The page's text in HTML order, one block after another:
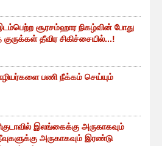
சூரசம்ஹார நிகழ்வின் போது
குருக்கள் தீவிர சிகிச்சையில்...!
பணி நீக்கம் செய்யும்
இலங்கைக்கு அருகாகவும்
அருகாகவும் இரண்டு